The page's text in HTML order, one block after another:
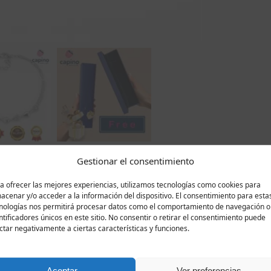
Gestionar el consentimiento
ofrecer las mejores experiencias, utilizamos tecnologías como cookies para
y/o acceder a la información del dispositivo. El consentimiento para
nos permitirá procesar datos como el comportamiento de navegación o
únicos en este sitio. No consentir o retirar el consentimiento puede
negativamente a ciertas características y funciones.
Descripción Valoraciones
combinación de estilo moderno y elegancia atemporal.
diseño. Cada eslabón tiene la forma de una delicada
la luz y la dispersa en miles de destellos.